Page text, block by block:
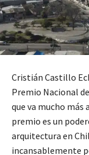
Cristián Castillo
Premio Nacional
que va mucho
premio es un
arquitectura en
incansablemente